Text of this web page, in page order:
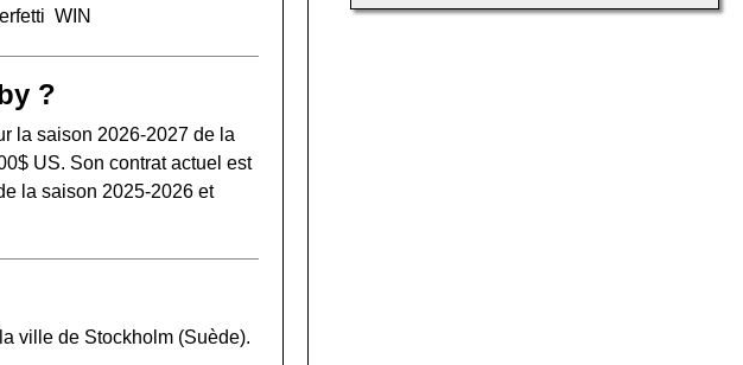
WIN
?
la saison 2026-2027 de la
US. Son contrat actuel est
la saison 2025-2026 et
ville de Stockholm (Suède).